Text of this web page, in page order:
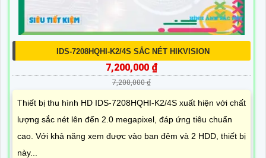
IDS-7208HQHI-K2/4S SẮC NÉT HIKVISION
7,200,000 ₫
7,200,000 ₫
Thiết bị thu hình HD IDS-7208HQHI-K2/4S xuất hiện với chất
lượng sắc nét lên đến 2.0 megapixel, đáp ứng tiêu chuẩn
cao. Với khả năng xem được vào ban đêm và 2 HDD, thiết bị
này...